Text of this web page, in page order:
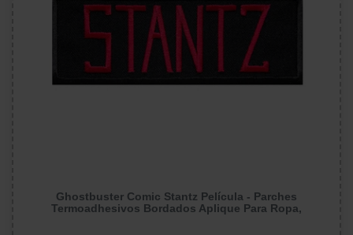
Ghostbuster Comic Stantz Película - Parches
Termoadhesivos Bordados Aplique Para Ropa,